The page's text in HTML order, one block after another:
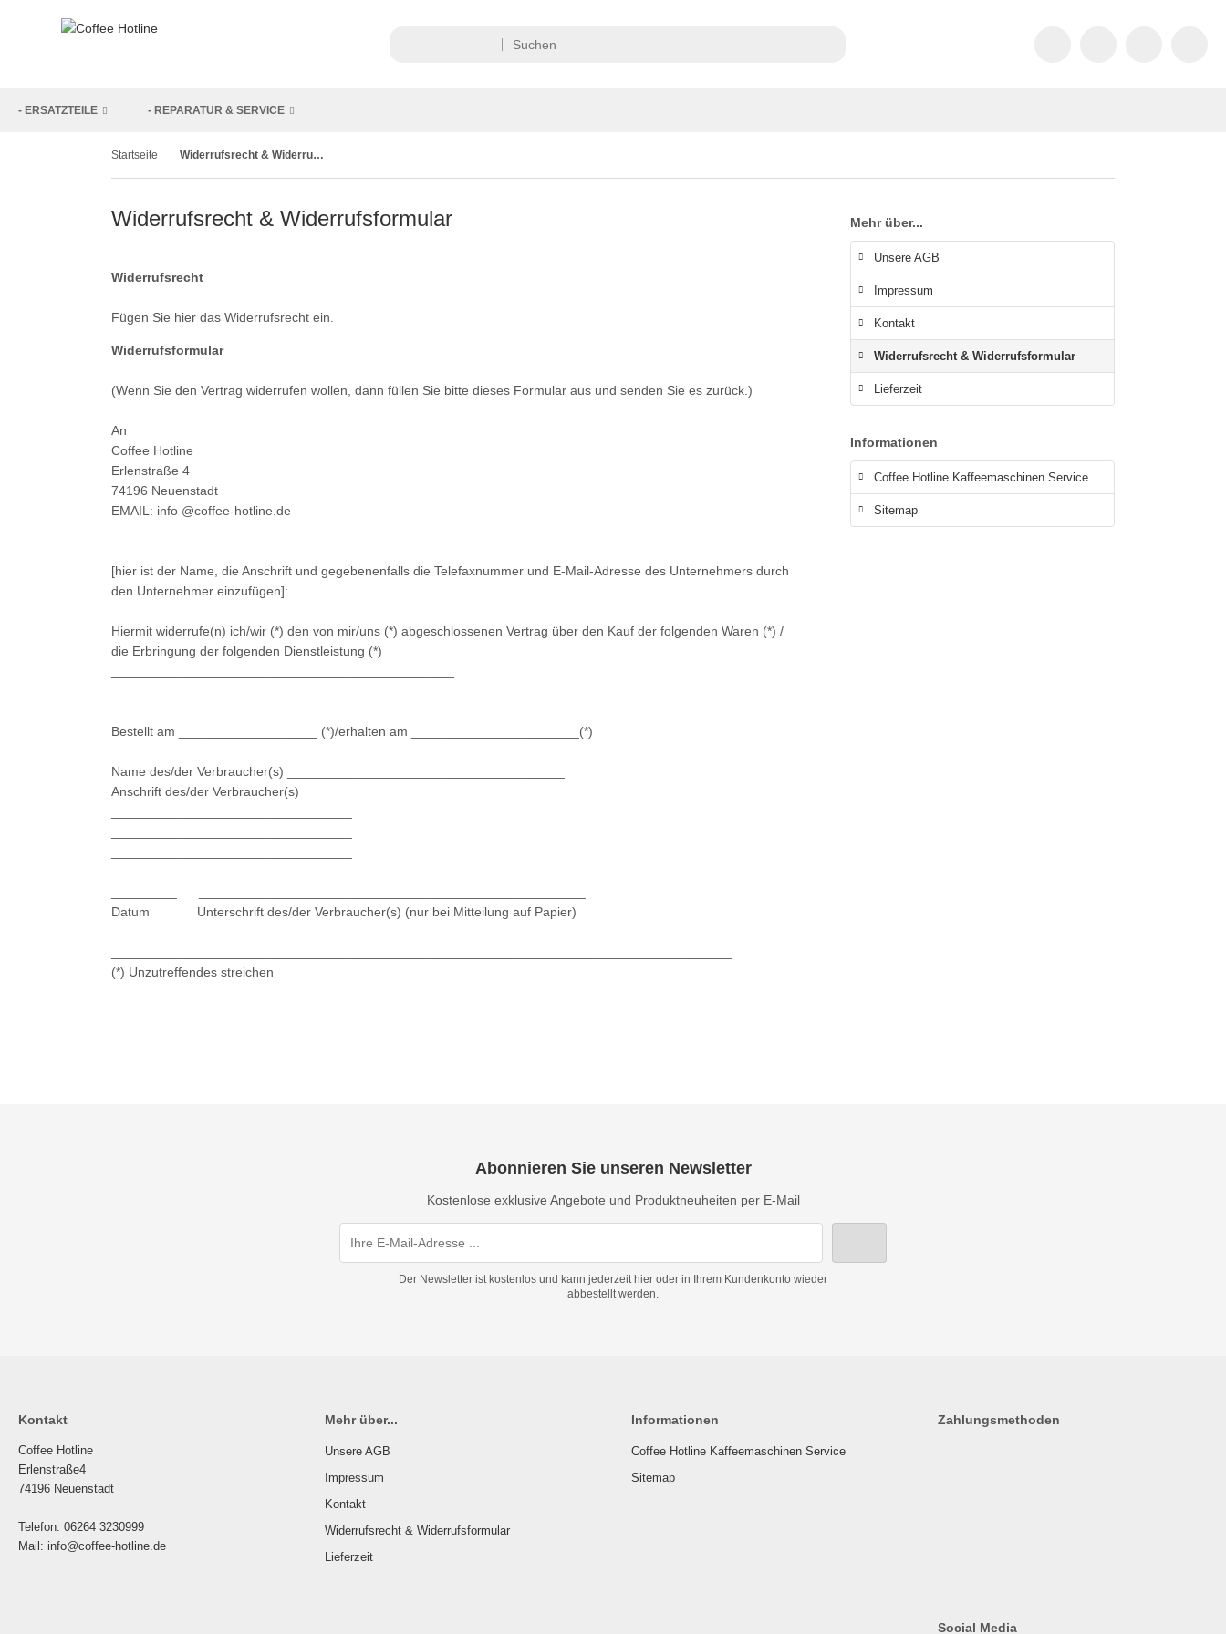
- ERSATZTEILE - REPARATUR & SERVICE
Startseite Widerrufsrecht & Widerrufsformular
Widerrufsrecht & Widerrufsformular
Widerrufsrecht
Fügen Sie hier das Widerrufsrecht ein.
Widerrufsformular
(Wenn Sie den Vertrag widerrufen wollen, dann füllen Sie bitte dieses Formular aus und senden Sie es zurück.)
An
Coffee Hotline
Erlenstraße 4
74196 Neuenstadt
EMAIL: info @coffee-hotline.de
[hier ist der Name, die Anschrift und gegebenenfalls die Telefaxnummer und E-Mail-Adresse des Unternehmers durch
den Unternehmer einzufügen]:
Hiermit widerrufe(n) ich/wir (*) den von mir/uns (*) abgeschlossenen Vertrag über den Kauf der folgenden Waren (*) /
die Erbringung der folgenden Dienstleistung (*)
Bestellt am ___________________ (*)/erhalten am _______________________(*)
Name des/der Verbraucher(s) ______________________________________
Anschrift des/der Verbraucher(s)
Datum Unterschrift des/der Verbraucher(s) (nur bei Mitteilung auf Papier)
(*) Unzutreffendes streichen
Mehr über...
Unsere AGB
Impressum
Kontakt
Widerrufsrecht & Widerrufsformular
Lieferzeit
Informationen
Coffee Hotline Kaffeemaschinen Service
Sitemap
Abonnieren Sie unseren Newsletter
Kostenlose exklusive Angebote und Produktneuheiten per E-Mail
Der Newsletter ist kostenlos und kann jederzeit hier oder in Ihrem Kundenkonto wieder
abbestellt werden.
Kontakt
Coffee Hotline
Erlenstraße4
74196 Neuenstadt
Telefon: 06264 3230999
Mail: info@coffee-hotline.de
Mehr über...
Unsere AGB
Impressum
Kontakt
Widerrufsrecht & Widerrufsformular
Lieferzeit
Informationen
Coffee Hotline Kaffeemaschinen Service
Sitemap
Zahlungsmethoden
Social Media